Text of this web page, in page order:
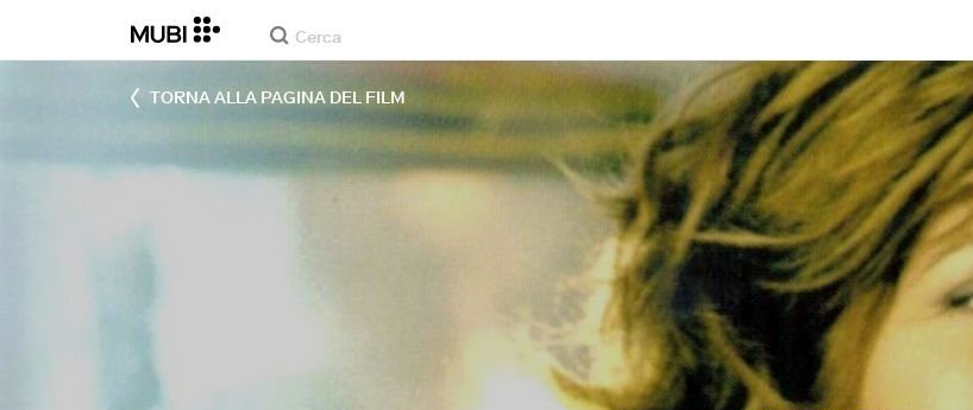
TORNA ALLA PAGINA DEL FILM